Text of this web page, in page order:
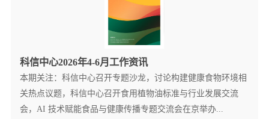
科信中心2026年4-6月工作资讯
本期关注：科信中心召开专题沙龙，讨论构建健康食物环境相
关热点议题，科信中心召开食用植物油标准与行业发展交流
会，AI 技术赋能食品与健康传播专题交流会在京举办...